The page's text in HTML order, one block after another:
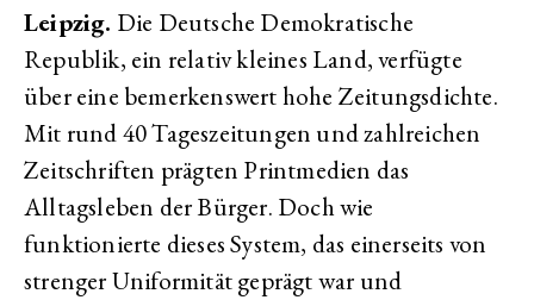
Leipzig. Die Deutsche Demokratische
Republik, ein relativ kleines Land, verfügte
über eine bemerkenswert hohe Zeitungsdichte.
Mit rund 40 Tageszeitungen und zahlreichen
Zeitschriften prägten Printmedien das
Alltagsleben der Bürger. Doch wie
funktionierte dieses System, das einerseits von
strenger Uniformität geprägt war und